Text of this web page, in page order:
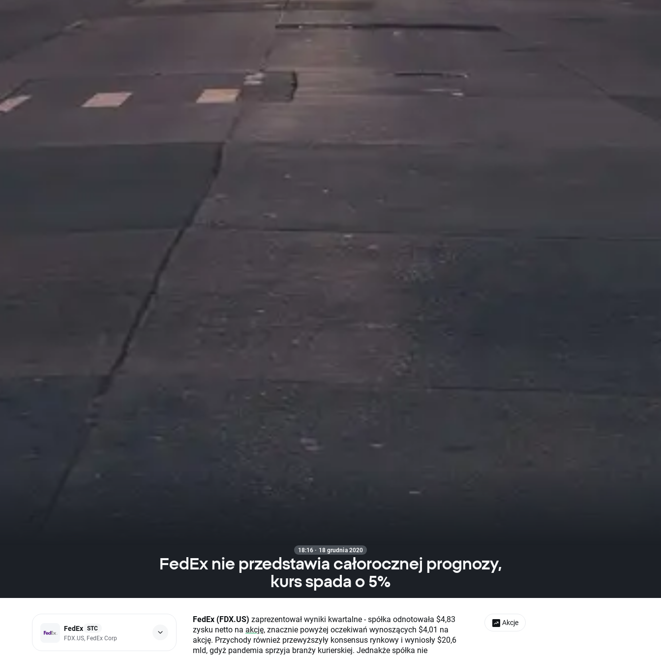
18:16 · 18 grudnia 2020
FedEx nie przedstawia całorocznej prognozy,
kurs spada o 5%
FedEx STC
FDX.US, FedEx Corp
FedEx (FDX.US) zaprezentował wyniki kwartalne - spółka odnotowała $4,83
zysku netto na akcję, znacznie powyżej oczekiwań wynoszących $4,01 na
akcję. Przychody również przewyższyły konsensus rynkowy i wyniosły $20,6
mld, gdyż pandemia sprzyja branży kurierskiej. Jednakże spółka nie
Akcje